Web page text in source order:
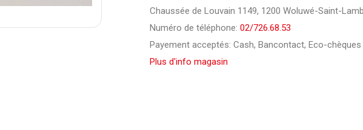
Chaussée de Louvain 1149, 1200 Woluwé-Saint-
Numéro de téléphone: 02/726.68.53
Payement acceptés: Cash, Bancontact, Eco-chèques
Plus d'info magasin